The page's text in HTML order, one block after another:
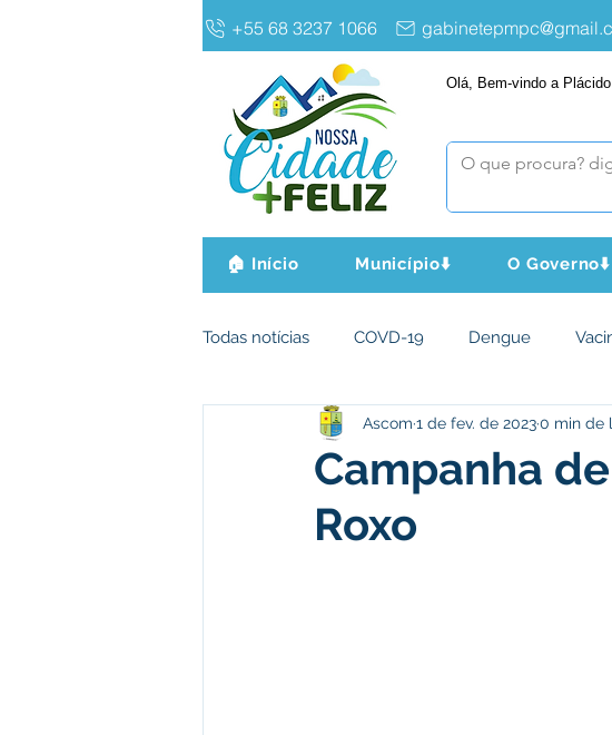
+55 68 3237 1066
Olá, Bem-vindo a
🏠 Início Município⬇️ O Governo⬇️
Todas notícias COVD-19 Dengue
Infraestrutura e Obras Agricultura e Meio
Administração e Finanças
Campanha
Roxo
Ascom 1 de fev. de 20230 min de